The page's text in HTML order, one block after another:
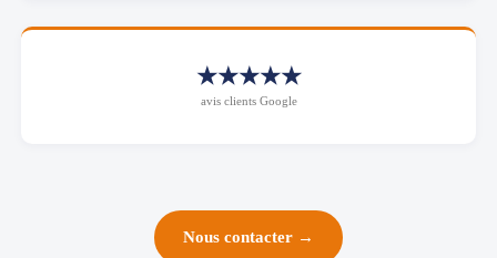
★★★★★
avis clients Google
Nous contacter →